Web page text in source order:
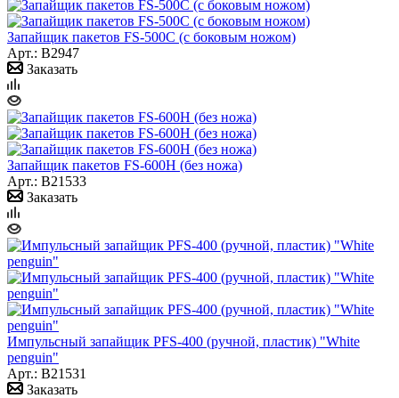
Запайщик пакетов FS-500С (с боковым ножом)
Арт.: B2947
Заказать
Запайщик пакетов FS-600H (без ножа)
Арт.: B21533
Заказать
Импульсный запайщик PFS-400 (ручной, пластик) "White
penguin"
Арт.: B21531
Заказать